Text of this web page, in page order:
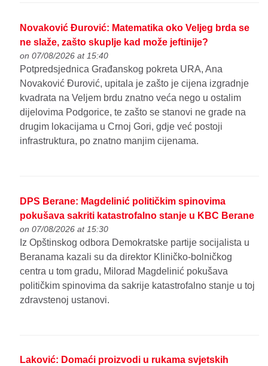
Novaković Đurović: Matematika oko Veljeg brda se
ne slaže, zašto skuplje kad može jeftinije?
on 07/08/2026 at 15:40
Potpredsjednica Građanskog pokreta URA, Ana
Novaković Đurović, upitala je zašto je cijena izgradnje
kvadrata na Veljem brdu znatno veća nego u ostalim
dijelovima Podgorice, te zašto se stanovi ne grade na
drugim lokacijama u Crnoj Gori, gdje već postoji
infrastruktura, po znatno manjim cijenama.
DPS Berane: Magdelinić političkim spinovima
pokušava sakriti katastrofalno stanje u KBC Berane
on 07/08/2026 at 15:30
Iz Opštinskog odbora Demokratske partije socijalista u
Beranama kazali su da direktor Kliničko-bolničkog
centra u tom gradu, Milorad Magdelinić pokušava
političkim spinovima da sakrije katastrofalno stanje u toj
zdravstenoj ustanovi.
Laković: Domaći proizvodi u rukama svjetskih